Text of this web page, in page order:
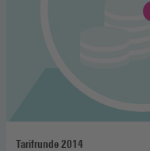
Tarifrunde 2014